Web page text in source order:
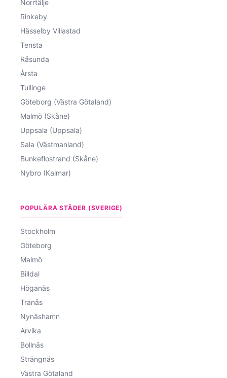
Norrtälje
Rinkeby
Hässelby Villastad
Tensta
Råsunda
Årsta
Tullinge
Göteborg (Västra Götaland)
Malmö (Skåne)
Uppsala (Uppsala)
Sala (Västmanland)
Bunkeflostrand (Skåne)
Nybro (Kalmar)
POPULÄRA STÄDER (SVERIGE)
Stockholm
Göteborg
Malmö
Billdal
Höganäs
Tranås
Nynäshamn
Arvika
Bollnäs
Strängnäs
Västra Götaland